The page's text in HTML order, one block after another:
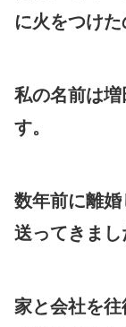
に火をつけた
私の名前は
す。
数年前に離
送ってきまし
家と会社を